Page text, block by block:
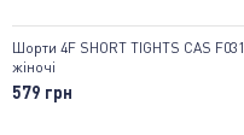
Шорти 4F SHORT TIGHTS CAS F031
жіночі
579 грн